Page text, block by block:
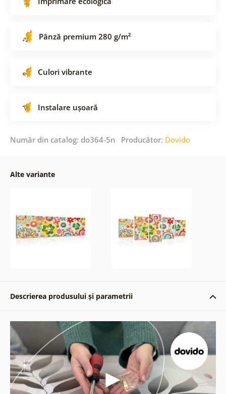
Pânză premium 280 g/m²
Culori vibrante
Instalare ușoară
Număr din catalog: do364-5n Producător: Dovido
Alte variante
Descrierea produsului și parametrii